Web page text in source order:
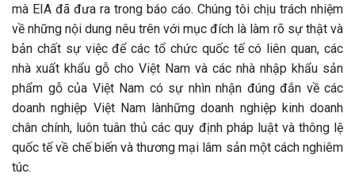
mà EIA đã đưa ra trong báo cáo. Chúng tôi chịu trách nhiệm
về những nội dung nêu trên với mục đích là làm rõ sự thật và
bản chất sự việc để các tổ chức quốc tế có liên quan, các
nhà xuất khẩu gỗ cho Việt Nam và các nhà nhập khẩu sản
phẩm gỗ của Việt Nam có sự nhìn nhận đúng đắn về các
doanh nghiệp Việt Nam lànhững doanh nghiệp kinh doanh
chân chính, luôn tuân thủ các quy định pháp luật và thông lệ
quốc tế về chế biến và thương mại lâm sản một cách nghiêm
túc.